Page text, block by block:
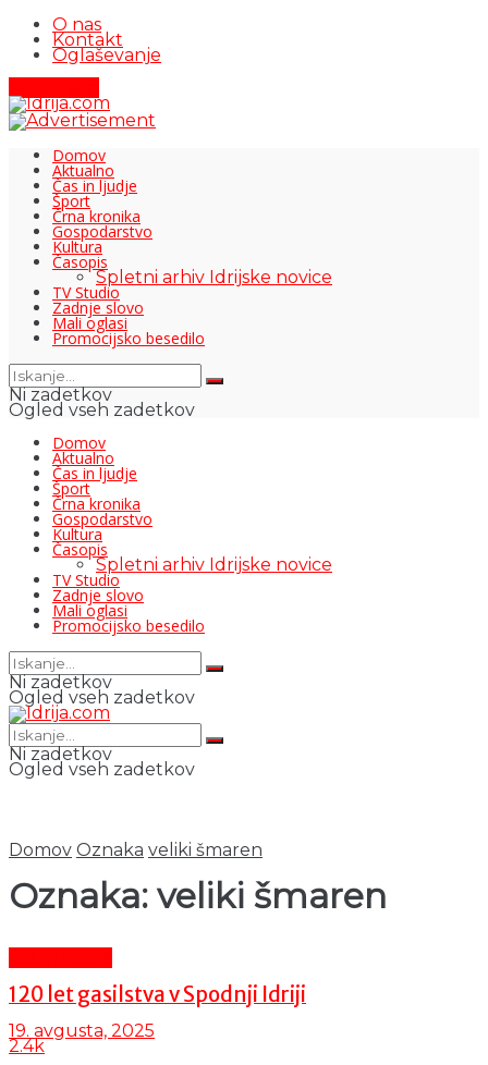
O nas
Kontakt
Oglaševanje
Domov
Aktualno
Čas in ljudje
Šport
Črna kronika
Gospodarstvo
Kultura
Časopis
Spletni arhiv Idrijske novice
TV Studio
Zadnje slovo
Mali oglasi
Promocijsko besedilo
Ni zadetkov
Ogled vseh zadetkov
Domov
Aktualno
Čas in ljudje
Šport
Črna kronika
Gospodarstvo
Kultura
Časopis
Spletni arhiv Idrijske novice
TV Studio
Zadnje slovo
Mali oglasi
Promocijsko besedilo
Ni zadetkov
Ogled vseh zadetkov
Ni zadetkov
Ogled vseh zadetkov
Domov Oznaka veliki šmaren
Oznaka: veliki šmaren
120 let gasilstva v Spodnji Idriji
19. avgusta, 2025
2.4k